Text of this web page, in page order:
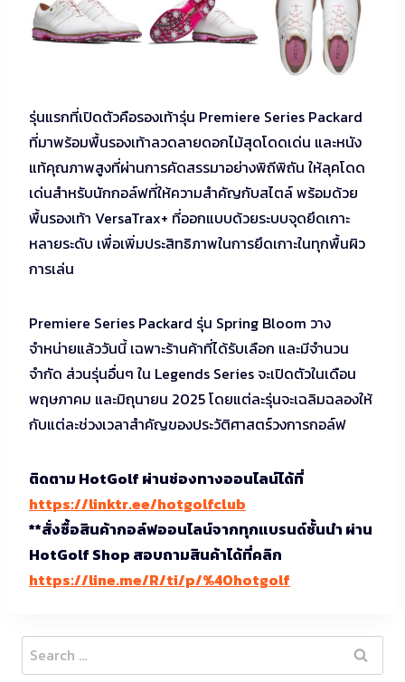
รุ่นแรกที่เปิดตัวคือรองเท้ารุ่น Premiere Series Packard
ที่มาพร้อมพื้นรองเท้าลวดลายดอกไม้สุดโดดเด่น และหนัง
แท้คุณภาพสูงที่ผ่านการคัดสรรมาอย่างพิถีพิถัน ให้ลุคโดด
เด่นสำหรับนักกอล์ฟที่ให้ความสำคัญกับสไตล์ พร้อมด้วย
พื้นรองเท้า VersaTrax+ ที่ออกแบบด้วยระบบจุดยึดเกาะ
หลายระดับ เพื่อเพิ่มประสิทธิภาพในการยึดเกาะในทุกพื้นผิว
การเล่น
Premiere Series Packard รุ่น Spring Bloom วาง
จำหน่ายแล้ววันนี้ เฉพาะร้านค้าที่ได้รับเลือก และมีจำนวน
จำกัด ส่วนรุ่นอื่นๆ ใน Legends Series จะเปิดตัวในเดือน
พฤษภาคม และมิถุนายน 2025 โดยแต่ละรุ่นจะเฉลิมฉลองให้
กับแต่ละช่วงเวลาสำคัญของประวัติศาสตร์วงการกอล์ฟ
ติดตาม HotGolf ผ่านช่องทางออนไลน์ได้ที่
https://linktr.ee/hotgolfclub
**สั่งซื้อสินค้ากอล์ฟออนไลน์จากทุกแบรนด์ชั้นนำ ผ่าน
HotGolf Shop สอบถามสินค้าได้ที่คลิก
https://line.me/R/ti/p/%40hotgolf
Search
for: